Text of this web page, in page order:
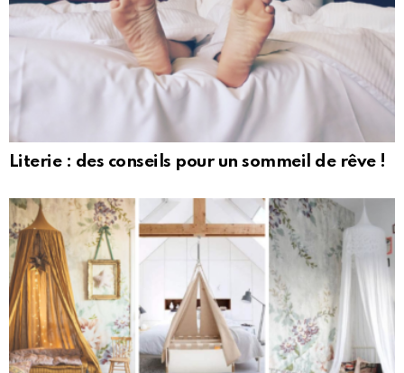
Literie : des conseils pour un sommeil de rêve !